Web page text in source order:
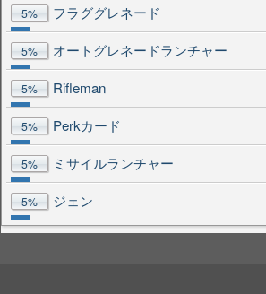
5% フラググレネード
5% オートグレネードランチャー
5% Rifleman
5% Perkカード
5% ミサイルランチャー
5% ジェン